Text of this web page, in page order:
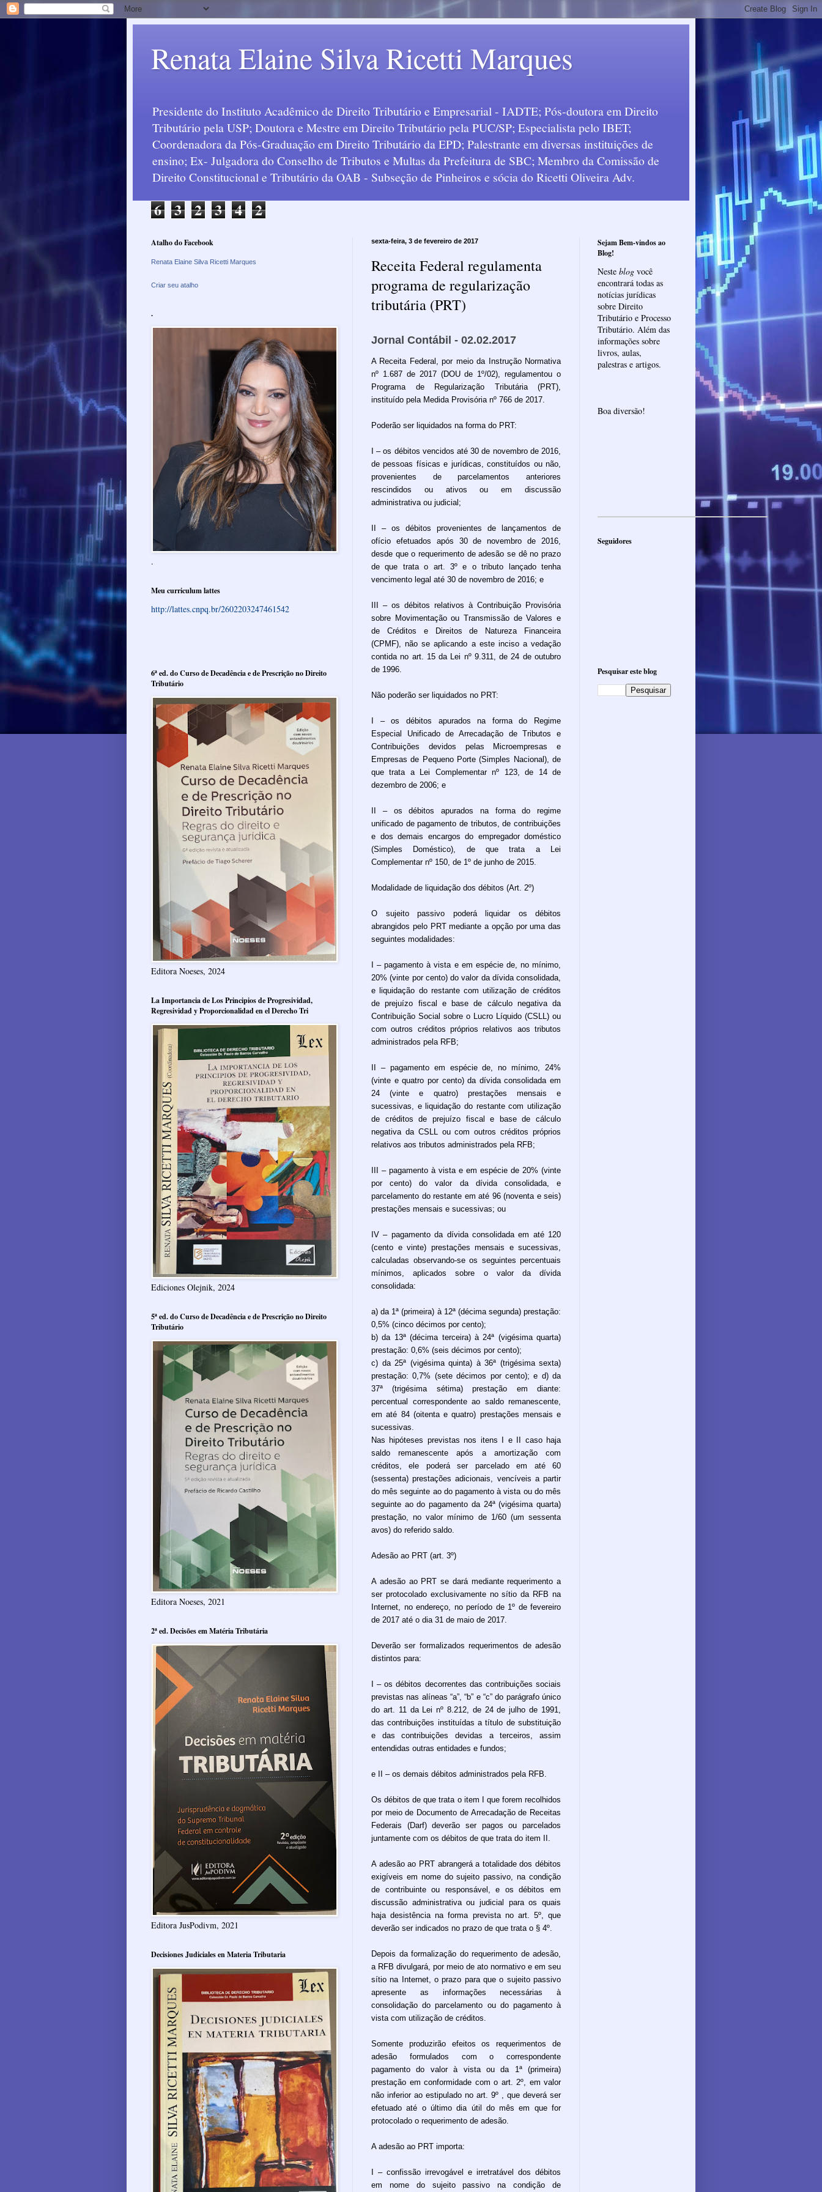
Renata Elaine Silva Ricetti Marques
Presidente do Instituto Acadêmico de Direito Tributário e Empresarial - IADTE; Pós-doutora em Direito
Tributário pela USP; Doutora e Mestre em Direito Tributário pela PUC/SP; Especialista pelo IBET;
Coordenadora da Pós-Graduação em Direito Tributário da EPD; Palestrante em diversas instituições de
ensino; Ex- Julgadora do Conselho de Tributos e Multas da Prefeitura de SBC; Membro da Comissão de
Direito Constitucional e Tributário da OAB - Subseção de Pinheiros e sócia do Ricetti Oliveira Adv.
6 3 2 3 4 2
sexta-feira, 3 de fevereiro de 2017
Receita Federal regulamenta
programa de regularização
tributária (PRT)
Jornal Contábil - 02.02.2017
A Receita Federal, por meio da Instrução Normativa
nº 1.687 de 2017 (DOU de 1º/02), regulamentou o
Programa de Regularização Tributária (PRT),
instituído pela Medida Provisória nº 766 de 2017.
Poderão ser liquidados na forma do PRT:
I – os débitos vencidos até 30 de novembro de 2016,
de pessoas físicas e jurídicas, constituídos ou não,
provenientes de parcelamentos anteriores
rescindidos ou ativos ou em discussão
administrativa ou judicial;
II – os débitos provenientes de lançamentos de
ofício efetuados após 30 de novembro de 2016,
desde que o requerimento de adesão se dê no prazo
de que trata o art. 3º e o tributo lançado tenha
vencimento legal até 30 de novembro de 2016; e
III – os débitos relativos à Contribuição Provisória
sobre Movimentação ou Transmissão de Valores e
de Créditos e Direitos de Natureza Financeira
(CPMF), não se aplicando a este inciso a vedação
contida no art. 15 da Lei nº 9.311, de 24 de outubro
de 1996.
Não poderão ser liquidados no PRT:
I – os débitos apurados na forma do Regime
Especial Unificado de Arrecadação de Tributos e
Contribuições devidos pelas Microempresas e
Empresas de Pequeno Porte (Simples Nacional), de
que trata a Lei Complementar nº 123, de 14 de
dezembro de 2006; e
II – os débitos apurados na forma do regime
unificado de pagamento de tributos, de contribuições
e dos demais encargos do empregador doméstico
(Simples Doméstico), de que trata a Lei
Complementar nº 150, de 1º de junho de 2015.
Modalidade de liquidação dos débitos (Art. 2º)
O sujeito passivo poderá liquidar os débitos
abrangidos pelo PRT mediante a opção por uma das
seguintes modalidades:
I – pagamento à vista e em espécie de, no mínimo,
20% (vinte por cento) do valor da dívida consolidada,
e liquidação do restante com utilização de créditos
de prejuízo fiscal e base de cálculo negativa da
Contribuição Social sobre o Lucro Líquido (CSLL) ou
com outros créditos próprios relativos aos tributos
administrados pela RFB;
II – pagamento em espécie de, no mínimo, 24%
(vinte e quatro por cento) da dívida consolidada em
24 (vinte e quatro) prestações mensais e
sucessivas, e liquidação do restante com utilização
de créditos de prejuízo fiscal e base de cálculo
negativa da CSLL ou com outros créditos próprios
relativos aos tributos administrados pela RFB;
III – pagamento à vista e em espécie de 20% (vinte
por cento) do valor da dívida consolidada, e
parcelamento do restante em até 96 (noventa e seis)
prestações mensais e sucessivas; ou
IV – pagamento da dívida consolidada em até 120
(cento e vinte) prestações mensais e sucessivas,
calculadas observando-se os seguintes percentuais
mínimos, aplicados sobre o valor da dívida
consolidada:
a) da 1ª (primeira) à 12ª (décima segunda) prestação:
0,5% (cinco décimos por cento);
b) da 13ª (décima terceira) à 24ª (vigésima quarta)
prestação: 0,6% (seis décimos por cento);
c) da 25ª (vigésima quinta) à 36ª (trigésima sexta)
prestação: 0,7% (sete décimos por cento); e d) da
37ª (trigésima sétima) prestação em diante:
percentual correspondente ao saldo remanescente,
em até 84 (oitenta e quatro) prestações mensais e
sucessivas.
Nas hipóteses previstas nos itens I e II caso haja
saldo remanescente após a amortização com
créditos, ele poderá ser parcelado em até 60
(sessenta) prestações adicionais, vencíveis a partir
do mês seguinte ao do pagamento à vista ou do mês
seguinte ao do pagamento da 24ª (vigésima quarta)
prestação, no valor mínimo de 1/60 (um sessenta
avos) do referido saldo.
Adesão ao PRT (art. 3º)
A adesão ao PRT se dará mediante requerimento a
ser protocolado exclusivamente no sítio da RFB na
Internet, no endereço, no período de 1º de fevereiro
de 2017 até o dia 31 de maio de 2017.
Deverão ser formalizados requerimentos de adesão
distintos para:
I – os débitos decorrentes das contribuições sociais
previstas nas alíneas “a”, “b” e “c” do parágrafo único
do art. 11 da Lei nº 8.212, de 24 de julho de 1991,
das contribuições instituídas a título de substituição
e das contribuições devidas a terceiros, assim
entendidas outras entidades e fundos;
e II – os demais débitos administrados pela RFB.
Os débitos de que trata o item I que forem recolhidos
por meio de Documento de Arrecadação de Receitas
Federais (Darf) deverão ser pagos ou parcelados
juntamente com os débitos de que trata do item II.
A adesão ao PRT abrangerá a totalidade dos débitos
exigíveis em nome do sujeito passivo, na condição
de contribuinte ou responsável, e os débitos em
discussão administrativa ou judicial para os quais
haja desistência na forma prevista no art. 5º, que
deverão ser indicados no prazo de que trata o § 4º.
Depois da formalização do requerimento de adesão,
a RFB divulgará, por meio de ato normativo e em seu
sítio na Internet, o prazo para que o sujeito passivo
apresente as informações necessárias à
consolidação do parcelamento ou do pagamento à
vista com utilização de créditos.
Somente produzirão efeitos os requerimentos de
adesão formulados com o correspondente
pagamento do valor à vista ou da 1ª (primeira)
prestação em conformidade com o art. 2º, em valor
não inferior ao estipulado no art. 9º , que deverá ser
efetuado até o último dia útil do mês em que for
protocolado o requerimento de adesão.
A adesão ao PRT importa:
I – confissão irrevogável e irretratável dos débitos
em nome do sujeito passivo na condição de
Atalho do Facebook
Renata Elaine Silva Ricetti Marques
Criar seu atalho
.
.
Meu curriculum lattes
http://lattes.cnpq.br/2602203247461542
6ª ed. do Curso de Decadência e de Prescrição no Direito
Tributário
Editora Noeses, 2024
La Importancia de Los Principios de Progresividad,
Regresividad y Proporcionalidad en el Derecho Tri
Ediciones Olejnik, 2024
5ª ed. do Curso de Decadência e de Prescrição no Direito
Tributário
Editora Noeses, 2021
2ª ed. Decisões em Matéria Tributária
Editora JusPodivm, 2021
Decisiones Judiciales en Materia Tributaria
Sejam Bem-vindos ao
Blog!
Neste blog você
encontrará todas as
notícias jurídicas
sobre Direito
Tributário e Processo
Tributário. Além das
informações sobre
livros, aulas,
palestras e artigos.
Boa diversão!
Seguidores
Pesquisar este blog